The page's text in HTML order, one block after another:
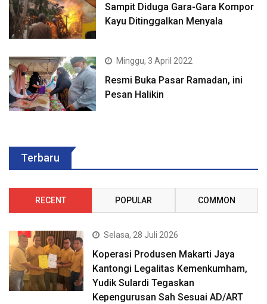
Sampit Diduga Gara-Gara Kompor
Kayu Ditinggalkan Menyala
Minggu, 3 April 2022
Resmi Buka Pasar Ramadan, ini
Pesan Halikin
Terbaru
RECENT POPULAR COMMON
Selasa, 28 Juli 2026
Koperasi Produsen Makarti Jaya
Kantongi Legalitas Kemenkumham,
Yudik Sulardi Tegaskan
Kepengurusan Sah Sesuai AD/ART